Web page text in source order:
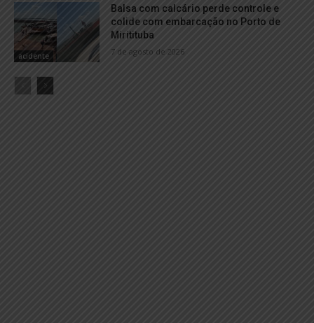
acidente
Balsa com calcário perde controle e
colide com embarcação no Porto de
Miritituba
7 de agosto de 2026